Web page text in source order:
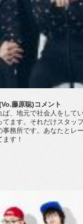
藤原聡)コメント
ば、地元で社会人をして
てます。それだけスタッ
事務所です。あなたとレ
す！